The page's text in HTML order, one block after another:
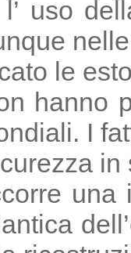
uso
le
hanno
I